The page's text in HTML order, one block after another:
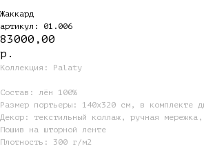
Жаккард
артикул: 01.006
83000,00
р.
Коллекция: Palaty
Состав: лён 100%
Размер портьеры: 140х320 см, в комплекте
Декор: текстильный коллаж, ручная
Пошив на шторной ленте
Плотность: 300 г/м2